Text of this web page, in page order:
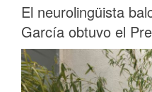
El neurolingüista
García obtuvo el